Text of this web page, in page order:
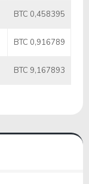
BTC 0,458395
BTC 0,916789
BTC 9,167893